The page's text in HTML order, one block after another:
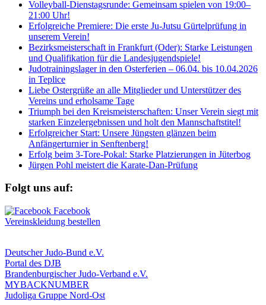
Volleyball-Dienstagsrunde: Gemeinsam spielen von 19:00–
21:00 Uhr!
Erfolgreiche Premiere: Die erste Ju-Jutsu Gürtelprüfung in
unserem Verein!
Bezirksmeisterschaft in Frankfurt (Oder): Starke Leistungen
und Qualifikation für die Landesjugendspiele!
Judotrainingslager in den Osterferien – 06.04. bis 10.04.2026
in Teplice
Liebe Ostergrüße an alle Mitglieder und Unterstützer des
Vereins und erholsame Tage
Triumph bei den Kreismeisterschaften: Unser Verein siegt mit
starken Einzelergebnissen und holt den Mannschaftstitel!
Erfolgreicher Start: Unsere Jüngsten glänzen beim
Anfängerturnier in Senftenberg!
Erfolg beim 3-Tore-Pokal: Starke Platzierungen in Jüterbog
Jürgen Pohl meistert die Karate-Dan-Prüfung
Folgt uns auf:
Vereinskleidung bestellen
Deutscher Judo-Bund e.V.
Portal des DJB
Brandenburgischer Judo-Verband e.V.
MYBACKNUMBER
Judoliga Gruppe Nord-Ost